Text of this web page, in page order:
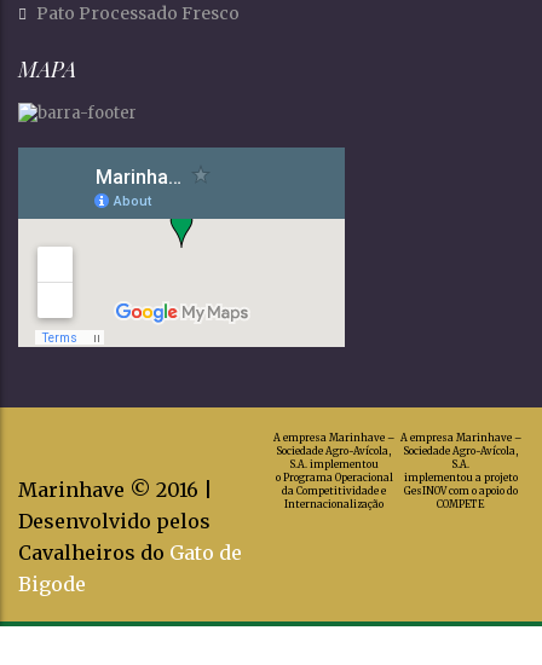
Pato Processado Fresco
MAPA
Marinhave © 2016 |
Desenvolvido pelos
Cavalheiros do Gato de
Bigode
A empresa Marinhave –
Sociedade Agro-Avícola,
S.A.
implementou a projeto
GesINOV com o apoio do
COMPETE
A empresa Marinhave –
Sociedade Agro-Avícola,
S.A. implementou
o Programa Operacional
da Competitividade e
Internacionalização